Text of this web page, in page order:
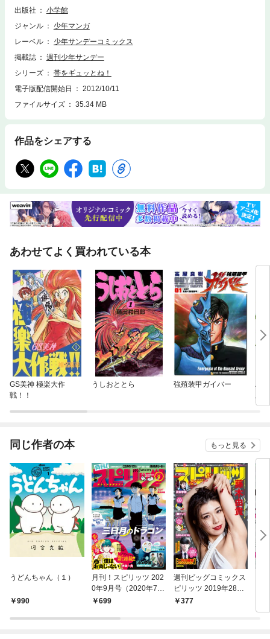
出版社
小学館
ジャンル
少年マンガ
レーベル
少年サンデーコミックス
掲載誌
週刊少年サンデー
シリーズ
帯をギュッとね！
電子版配信開始日
2012/10/11
ファイルサイズ
35.34 MB
作品をシェアする
あわせてよく買われている本
GS美神 極楽大作
戦！！
うしおととら 強殖装甲ガイバー
ハ
版
同じ作者の本 もっと見る
うどんちゃん（１）
990
月刊！スピリッツ 202
0年9月号（2020年7月
27日発売号）
699
週刊ビッグコミックス
ピリッツ 2019年28号
【デジタル版限定グラ
377